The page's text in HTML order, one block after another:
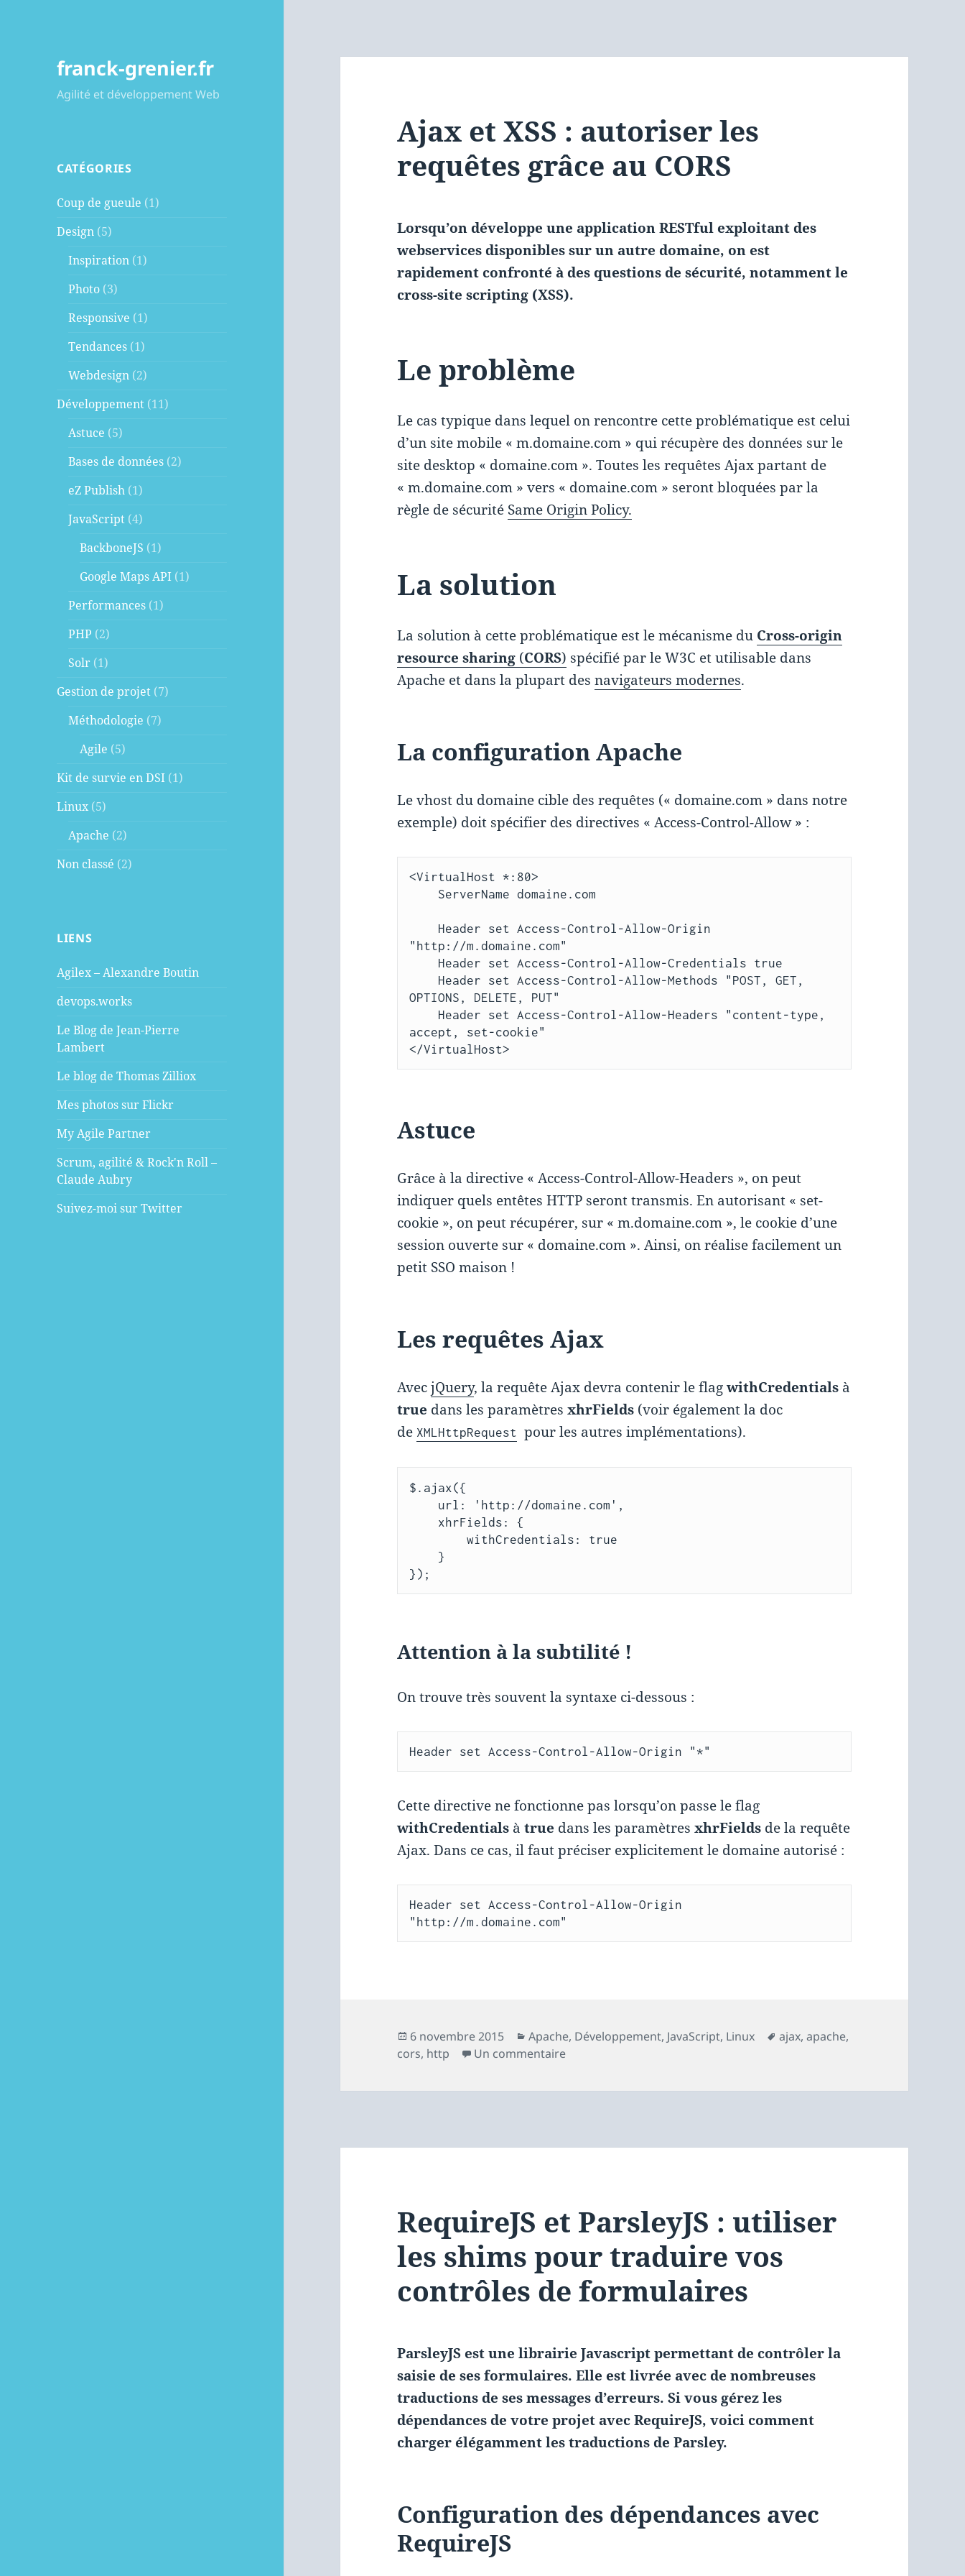
franck-grenier.fr
Agilité et développement Web
CATÉGORIES
Coup de gueule (1)
Design (5)
Inspiration (1)
Photo (3)
Responsive (1)
Tendances (1)
Webdesign (2)
Développement (11)
Astuce (5)
Bases de données (2)
eZ Publish (1)
JavaScript (4)
BackboneJS (1)
Google Maps API (1)
Performances (1)
PHP (2)
Solr (1)
Gestion de projet (7)
Méthodologie (7)
Agile (5)
Kit de survie en DSI (1)
Linux (5)
Apache (2)
Non classé (2)
LIENS
Agilex – Alexandre Boutin
devops.works
Le Blog de Jean-Pierre
Lambert
Le blog de Thomas Zilliox
Mes photos sur Flickr
My Agile Partner
Scrum, agilité & Rock'n Roll –
Claude Aubry
Suivez-moi sur Twitter
Ajax et XSS : autoriser les
requêtes grâce au CORS
Lorsqu’on développe une application RESTful exploitant des
webservices disponibles sur un autre domaine, on est
rapidement confronté à des questions de sécurité, notamment le
cross-site scripting (XSS).
Le problème
Le cas typique dans lequel on rencontre cette problématique est celui
d’un site mobile « m.domaine.com » qui récupère des données sur le
site desktop « domaine.com ». Toutes les requêtes Ajax partant de
« m.domaine.com » vers « domaine.com » seront bloquées parla
règle de sécurité Same Origin Policy.
La solution
La solution à cette problématique est le mécanisme du Cross-origin
resource sharing (CORS) spécifié par le W3C et utilisable dans
Apache et dans la plupart desnavigateurs modernes.
La configuration Apache
Le vhost du domaine cible des requêtes (« domaine.com » dans notre
exemple) doit spécifier des directives « Access-Control-Allow » :
<VirtualHost *:80>
"http://m.domaine.com"
OPTIONS, DELETE, PUT"
accept, set-cookie"
</VirtualHost>
Astuce
Grâce à la directive « Access-Control-Allow-Headers », on peut
indiquer quels entêtes HTTP seront transmis. En autorisant « set-
cookie », on peut récupérer, sur « m.domaine.com », le cookie d’une
session ouverte sur « domaine.com ». Ainsi, on réalise facilement un
petit SSO maison !
Les requêtes Ajax
AvecjQuery, la requête Ajax devra contenir le flagwithCredentials à
true dans les paramètresxhrFields (voir également la doc
de XMLHttpRequest pour les autres implémentations).
$.ajax({
});
Attention à la subtilité !
On trouve très souvent la syntaxe ci-dessous :
Header set Access-Control-Allow-Origin "*"
Cette directive ne fonctionne pas lorsqu’on passe le flag
withCredentials àtrue dans les paramètresxhrFields de la requête
Ajax. Dans ce cas, il faut préciser explicitement le domaine autorisé :
Header set Access-Control-Allow-Origin
"http://m.domaine.com"
Publié
le
6 novembre 2015 Catégories
Apache, Développement, JavaScript, Linux
Mots-
ajax,apache,
cors, http Un commentairesur Ajax et XSS : autoriser les requêtes grâce au CORS
RequireJS et ParsleyJS : utiliser
les shims pour traduire vos
contrôles de formulaires
ParsleyJS est une librairie Javascript permettant de contrôler la
saisie de ses formulaires. Elle est livrée avec de nombreuses
traductions de ses messages d’erreurs. Si vous gérez les
dépendances de votre projet avec RequireJS, voici comment
charger élégamment les traductions de Parsley.
Configuration des dépendances avec
RequireJS